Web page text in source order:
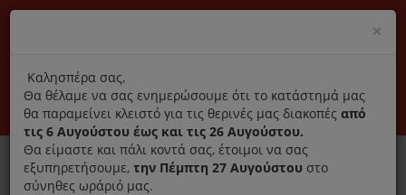
Αποκλειστικά γνήσια ανταλλακτικά
Σύνδεση Εγγραφή Εταιρεία Επικοινωνία
×
title
Καλησπέρα σας,
Θα θέλαμε να σας ενημερώσουμε ότι το κατάστημά μας
θα παραμείνει κλειστό για τις θερινές μας διακοπές από
τις 6 Αυγούστου έως και τις 26 Αυγούστου.
Θα είμαστε και πάλι κοντά σας, έτοιμοι να σας
εξυπηρετήσουμε, την Πέμπτη 27 Αυγούστου στο
σύνηθες ωράριό μας.